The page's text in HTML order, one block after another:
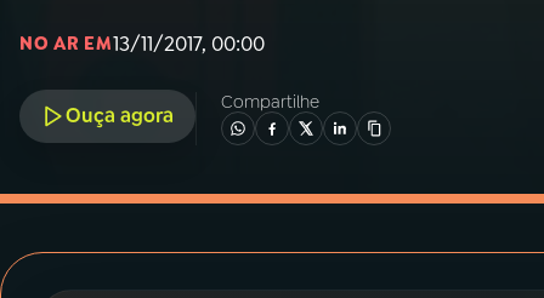
05PODCASTS
NO AR EM13/11/2017, 00:00
Ouça agora
Compartilhe